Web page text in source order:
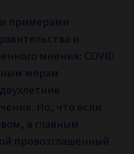
примерами
и
мнения: COVID
мерам
Но, что если
а главным
провозглашенный